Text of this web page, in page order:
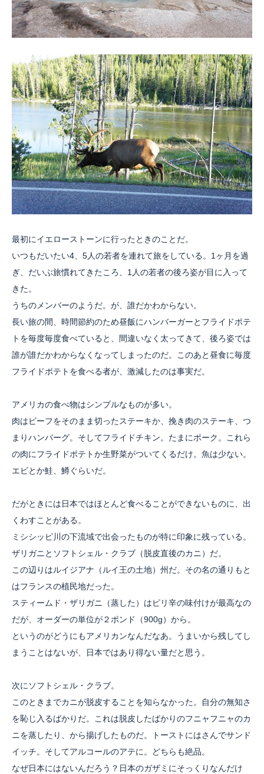
最初にイエローストーンに行ったときのことだ。
いつもだいたい4、5人の若者を連れて旅をしている。1ヶ月を過
ぎ、だいぶ旅慣れてきたころ、1人の若者の後ろ姿が目に入って
きた。
うちのメンバーのようだ。が、誰だかわからない。
長い旅の間、時間節約のため昼飯にハンバーガーとフライドポテ
トを毎度毎度食べていると、間違いなく太ってきて、後ろ姿では
誰が誰だかわからなくなってしまったのだ。このあと昼食に毎度
フライドポテトを食べる者が、激減したのは事実だ。
アメリカの食べ物はシンプルなものが多い。
肉はビーフをそのまま切ったステーキか、挽き肉のステーキ、つ
まりハンバーグ。そしてフライドチキン。たまにポーク。これら
の肉にフライドポテトか生野菜がついてくるだけ。魚は少ない。
エビとか鮭、鱒ぐらいだ。
だがときには日本ではほとんど食べることができないものに、出
くわすことがある。
ミシシッピ川の下流域で出会ったものが特に印象に残っている。
ザリガニとソフトシェル・クラブ（脱皮直後のカニ）だ。
この辺りはルイジアナ（ルイ王の土地）州だ。その名の通りもと
はフランスの植民地だった。
スティームド・ザリガニ（蒸した）はピリ辛の味付けが最高なの
だが、オーダーの単位が２ポンド（900g）から。
というのがどうにもアメリカンなんだなあ。うまいから残してし
まうことはないが、日本ではあり得ない量だと思う。
次にソフトシェル・クラブ。
このときまでカニが脱皮することを知らなかった。自分の無知さ
を恥じ入るばかりだ。これは脱皮したばかりのフニャフニャのカ
ニを蒸したり、から揚げしたものだ。トーストにはさんでサンド
イッチ。そしてアルコールのアテに。どちらも絶品。
なぜ日本にはないんだろう？日本のガザミにそっくりなんだけ